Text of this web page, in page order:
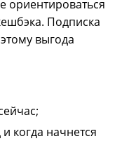
ориентироваться
Подписка
выгода
когда начнется